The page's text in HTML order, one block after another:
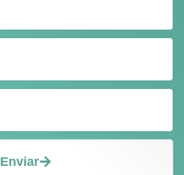
Enviar